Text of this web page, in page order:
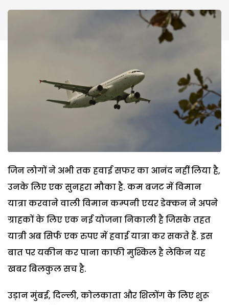
जिन लोगों ने अभी तक हवाई सफर का आनंद नहीं लिया है,
उनके लिए एक सुनहरा मौका है. कम बजट में विमान
यात्रा करवाने वाली विमान कम्पनी एयर डेक्कन ने अपने
ग्राहकों के लिए एक नई योजना निकाली है जिसके तहत
यात्री अब सिर्फ एक रुपए में हवाई यात्रा कर सकते हैं. इस
बात पर यकीन कर पाना काफी मुश्किल है लेकिन यह
खबर बिलकुल सच है.
उड़ान मुंबई, दिल्ली, कोलकाता और शिलोंग के लिए शुरू